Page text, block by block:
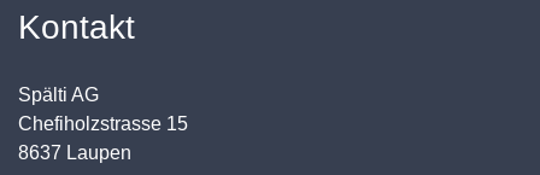
Kontakt
Spälti AG
Chefiholzstrasse 15
8637 Laupen